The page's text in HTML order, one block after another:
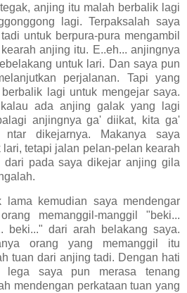
anjing itu malah berbalik lagi
lagi. Terpaksalah saya
untuk berpura-pura mengambil
anjing itu. E..eh... anjingnya
untuk lari. Dan saya pun
perjalanan. Tapi yang
lagi untuk mengejar saya.
ada anjing galak yang lagi
anjingnya ga' diikat, kita ga'
dikejarnya. Makanya saya
tetapi jalan pelan-pelan kearah
dari pada saya dikejar anjing gila
lama kemudian saya mendengar
memanggil-manggil "beki...
beki..." dari arah belakang saya.
orang yang memanggil itu
tuan dari anjing tadi. Dengan hati
lega saya pun merasa tenang
mendengan perkataan tuan yang